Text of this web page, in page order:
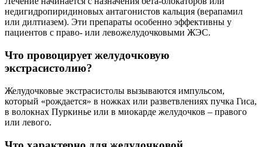
недигидропиридиновых антагонистов кальция (верапамил
или дилтиазем). Эти препараты особенно эффективны у
пациентов с право- или левожелудочковыми ЖЭС.
Что провоцирует желудочковую
экстрасистолию?
Желудочковые экстрасистолы вызываются импульсом,
который «рождается» в ножках или разветвлениях пучка Гиса,
в волокнах Пуркинье или в миокарде желудочков – правого
или левого.